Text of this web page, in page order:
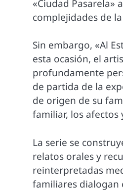
«Ciudad Pasarela»
complejidades de
Sin embargo, «Al
esta ocasión, el
profundamente
de partida de la
de origen de su
familiar, los
La serie se
relatos orales y
reinterpretadas
familiares dialogan